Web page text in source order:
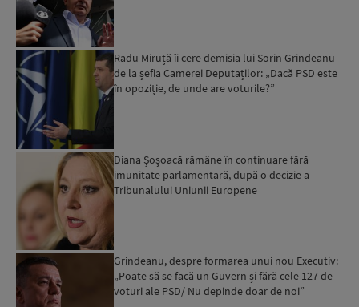
Radu Miruță îi cere demisia lui Sorin Grindeanu
de la șefia Camerei Deputaților: „Dacă PSD este
în opoziție, de unde are voturile?”
Diana Șoșoacă rămâne în continuare fără
imunitate parlamentară, după o decizie a
Tribunalului Uniunii Europene
Grindeanu, despre formarea unui nou Executiv:
„Poate să se facă un Guvern și fără cele 127 de
voturi ale PSD/ Nu depinde doar de noi”